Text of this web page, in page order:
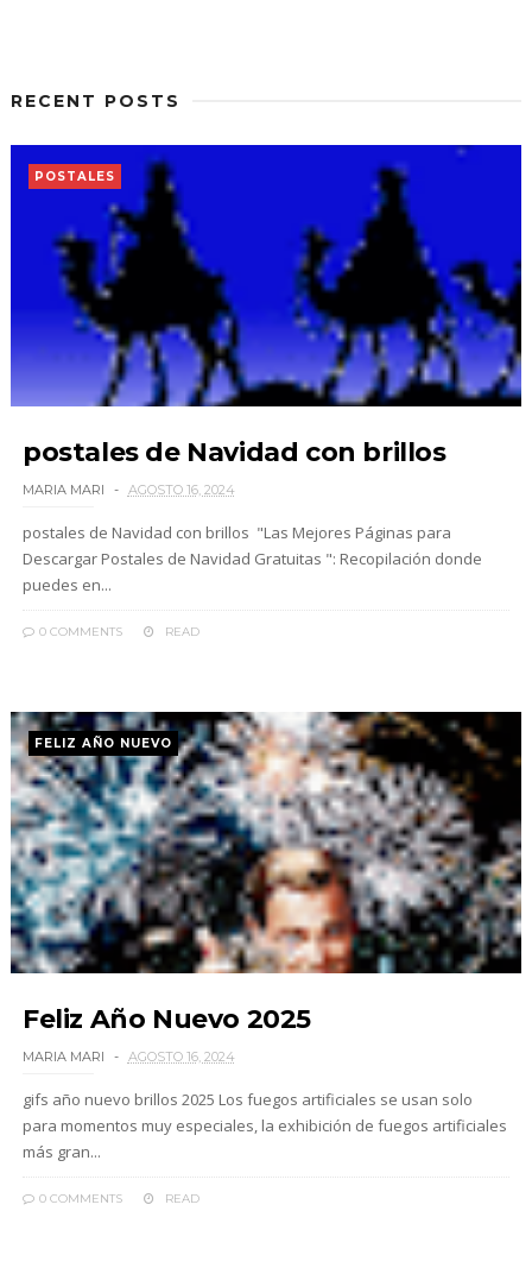
RECENT POSTS
POSTALES
postales de Navidad con brillos
MARIA MARI AGOSTO 16, 2024
postales de Navidad con brillos "Las Mejores Páginas para
Descargar Postales de Navidad Gratuitas ": Recopilación donde
puedes en...
0 COMMENTS READ
FELIZ AÑO NUEVO
Feliz Año Nuevo 2025
MARIA MARI AGOSTO 16, 2024
gifs año nuevo brillos 2025 Los fuegos artificiales se usan solo
para momentos muy especiales, la exhibición de fuegos artificiales
más gran...
0 COMMENTS READ